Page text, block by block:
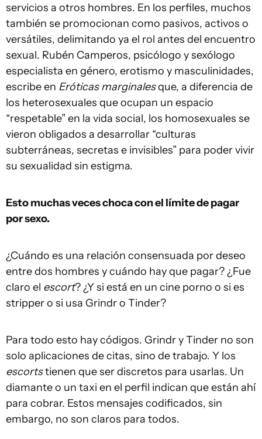
servicios a otros hombres. En los perfiles, muchos
también se promocionan como pasivos, activos o
versátiles, delimitando ya el rol antes del encuentro
sexual. Rubén Camperos, psicólogo y sexólogo
especialista en género, erotismo y masculinidades,
escribe en Eróticas marginalesque, a diferencia de
los heterosexuales que ocupan un espacio
“respetable” en la vida social, los homosexuales se
vieron obligados a desarrollar “culturas
subterráneas, secretas e invisibles” para poder vivir
su sexualidad sin estigma.
Esto muchas veces choca con el límite de pagar
por sexo.
¿Cuándo es una relación consensuada por deseo
entre dos hombres y cuándo hay que pagar? ¿Fue
claro el escort? ¿Y si está en un cine porno o si es
stripper o si usa Grindr o Tinder?
Para todo esto hay códigos. Grindr y Tinder no son
solo aplicaciones de citas, sino de trabajo. Y los
escortstienen que ser discretos para usarlas. Un
diamante o un taxi en el perfil indican que están ahí
para cobrar. Estos mensajes codificados, sin
embargo, no son claros para todos.